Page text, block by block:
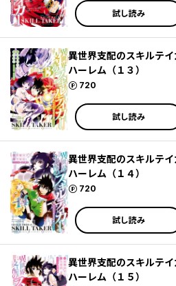
試し読み
異世界支配のスキルテ
ハーレム（１３）
720
ポイント
試し読み
異世界支配のスキルテ
ハーレム（１４）
720
ポイント
試し読み
異世界支配のスキルテ
ハーレム（１５）